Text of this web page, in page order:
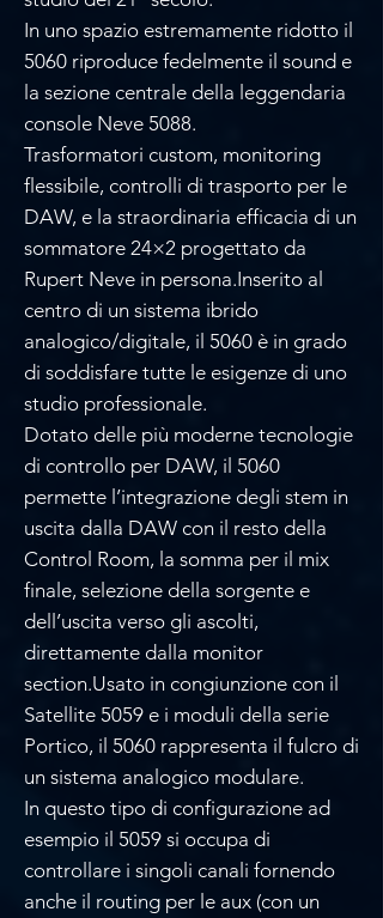
In uno spazio estremamente ridotto il
5060 riproduce fedelmente il sound e
la sezione centrale della leggendaria
console Neve 5088.
Trasformatori custom, monitoring
flessibile, controlli di trasporto per le
DAW, e la straordinaria efficacia di un
sommatore 24×2 progettato da
Rupert Neve in persona.Inserito al
centro di un sistema ibrido
analogico/digitale, il 5060 è in grado
di soddisfare tutte le esigenze di uno
studio professionale.
Dotato delle più moderne tecnologie
di controllo per DAW, il 5060
permette l’integrazione degli stem in
uscita dalla DAW con il resto della
Control Room, la somma per il mix
finale, selezione della sorgente e
dell’uscita verso gli ascolti,
direttamente dalla monitor
section.Usato in congiunzione con il
Satellite 5059 e i moduli della serie
Portico, il 5060 rappresenta il fulcro di
un sistema analogico modulare.
In questo tipo di configurazione ad
esempio il 5059 si occupa di
controllare i singoli canali fornendo
anche il routing per le aux (con un